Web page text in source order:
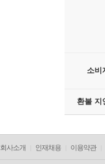
소비
환불 지
회사소개 인재채용 이용약관